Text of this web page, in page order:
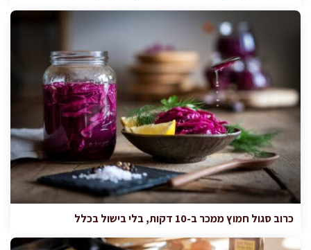
כרוב סגול חמוץ ממכר ב-10 דקות, בלי בישול בכלל